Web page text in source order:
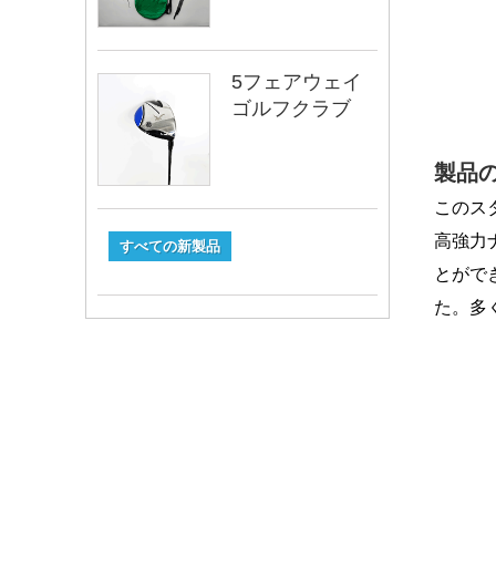
5フェアウェイ
ゴルフクラブ
すべての新製品
製品
このス
高強力
とがで
た。多